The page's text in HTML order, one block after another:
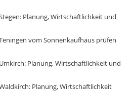
Planung, Wirtschaftlichkeit und
vom Sonnenkaufhaus prüfen
Planung, Wirtschaftlichkeit und
Planung, Wirtschaftlichkeit